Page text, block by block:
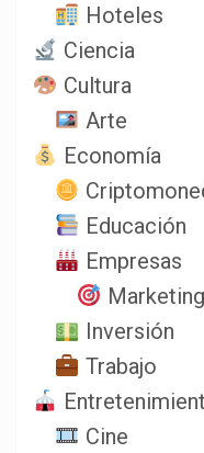
Hoteles
Ciencia
Cultura
Arte
Economía
Educación
Empresas
Marketing
Inversión
Trabajo
Cine